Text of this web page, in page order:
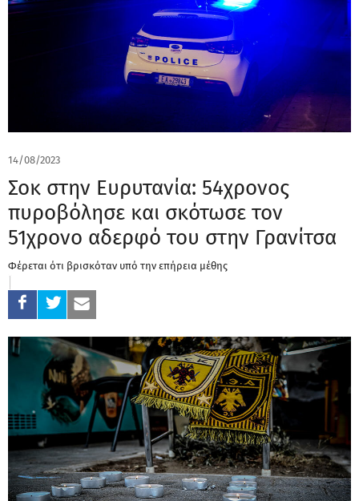
14/08/2023
Σοκ στην Ευρυτανία: 54χρονος
πυροβόλησε και σκότωσε τον
51χρονο αδερφό του στην Γρανίτσα
Φέρεται ότι βρισκόταν υπό την επήρεια μέθης